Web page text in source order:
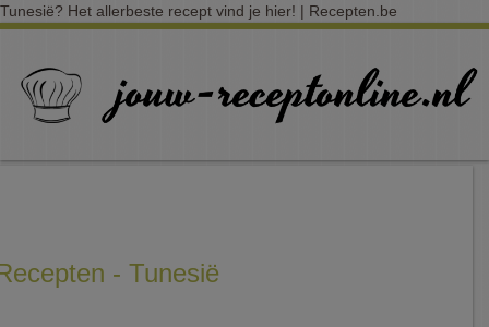
Tunesië? Het allerbeste recept vind je hier! | Recepten.be
- Tunesië